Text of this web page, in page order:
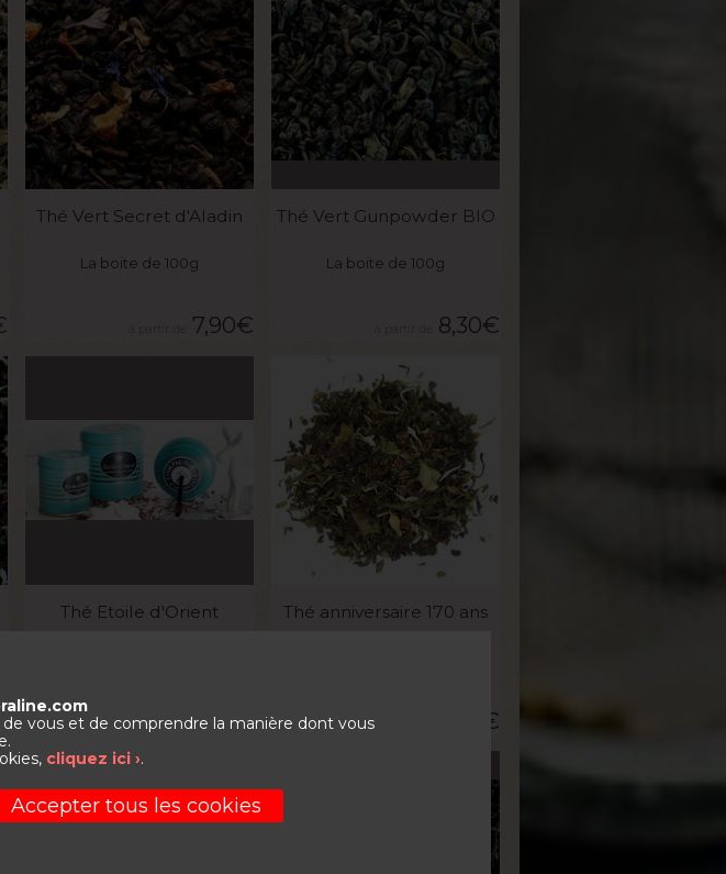
Thé Vert Secret d'Aladin
La boite de 100g
7,90€
VOIR LE PRODUIT
Thé Vert Gunpowder BIO
La boite de 100g
8,30€
Thé Etoile d'Orient
11,10€
Thé anniversaire 170 ans
€
VOIR LE PRODUIT
vous et de comprendre la manière dont vous
cliquez ici ›.
Accepter tous les cookies